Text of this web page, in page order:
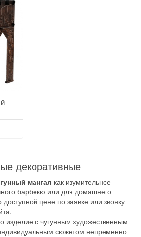
декоративные
мангал как изумительное
барбекю или для домашнего
цене по заявке или звонку
изделие с чугунным художественным
сюжетом непременно